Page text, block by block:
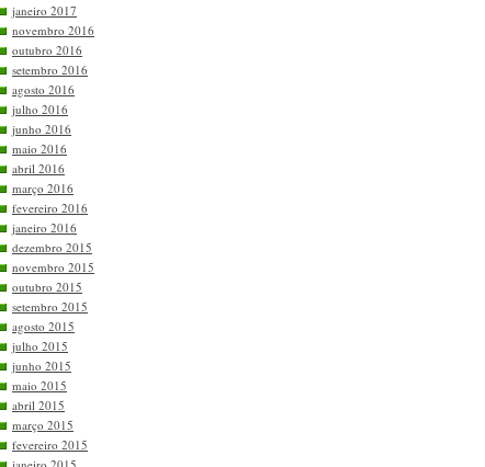
janeiro 2017
novembro 2016
outubro 2016
setembro 2016
agosto 2016
julho 2016
junho 2016
maio 2016
abril 2016
março 2016
fevereiro 2016
janeiro 2016
dezembro 2015
novembro 2015
outubro 2015
setembro 2015
agosto 2015
julho 2015
junho 2015
maio 2015
abril 2015
março 2015
fevereiro 2015